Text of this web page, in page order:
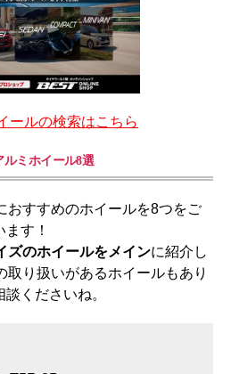
ールの検索はこちら
ルミホイール8選
おすすめのホイールを8つをご
す！
ズのホイールをメインに紹介し
取り扱いがあるホイールもあり
くださいね。